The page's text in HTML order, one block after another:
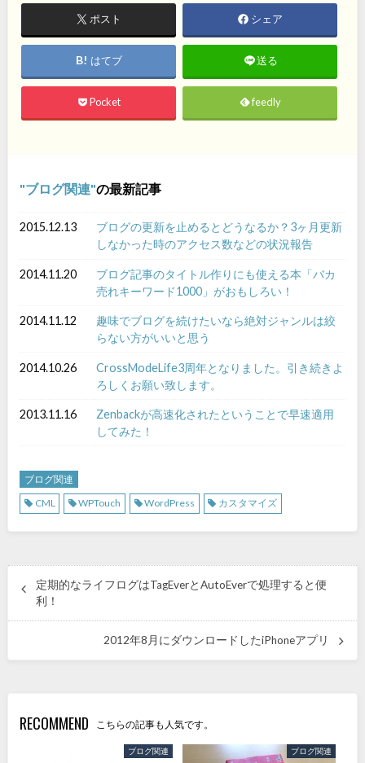
ポスト シェア
はてブ 送る
Pocket feedly
ブログ関連 の最新記事
2015.12.13
ブログの更新を止めるとどうなるか？3ヶ月更新
しなかった時のアクセス数などの状況報告
2014.11.20
ブログ記事のタイトル作りにも使える本「バカ
売れキーワード1000」がおもしろい！
2014.11.12
趣味でブログを続けたいなら絶対ジャンルは絞
らない方がいいと思う
2014.10.26
CrossModeLife3周年となりました。引き続きよ
ろしくお願い致します。
2013.11.16
Zenbackが高速化されたということで早速適用
してみた！
ブログ関連
CML
WPTouch WordPress カスタマイズ
定期的なライフログはTagEverとAutoEverで処理すると便
利！
2012年8月にダウンロードしたiPhoneアプリ
RECOMMEND こちらの記事も人気です。
ブログ関連 ブログ関連